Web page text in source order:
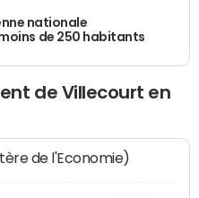
nationale
de 250 habitants
de Villecourt en
de l'Economie)